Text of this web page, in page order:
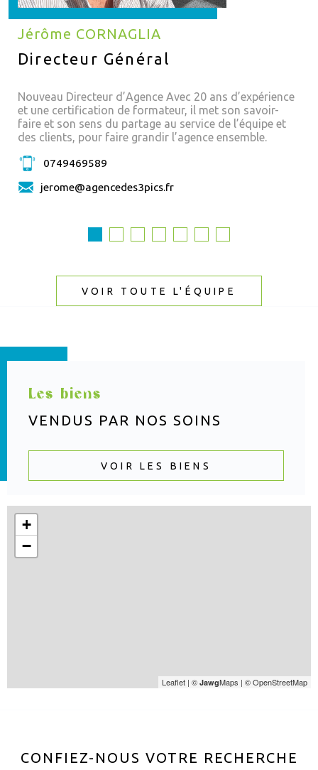
Jérôme CORNAGLIA
Directeur Général
Nouveau Directeur d’Agence Avec 20 ans d’expérience
et une certification de formateur, il met son savoir-
faire et son sens du partage au service de l’équipe et
des clients, pour faire grandir l’agence ensemble.
0749469589
jerome@agencedes3pics.fr
VOIR TOUTE L'ÉQUIPE
+
−
Leaflet | © JawgMaps | © OpenStreetMap
Les biens
VENDUS PAR NOS SOINS
VOIR LES BIENS
CONFIEZ-NOUS VOTRE RECHERCHE